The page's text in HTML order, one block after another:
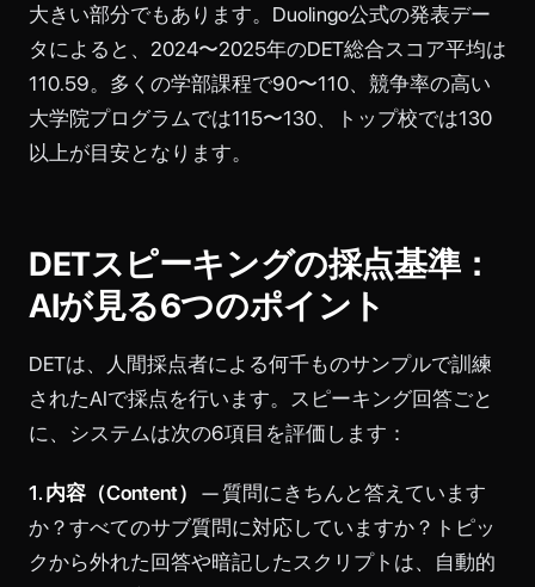
大きい部分でもあります。Duolingo公式の発表デー
タによると、2024〜2025年のDET総合スコア平均は
110.59。多くの学部課程で90〜110、競争率の高い
大学院プログラムでは115〜130、トップ校では130
以上が目安となります。
DETスピーキングの採点基準：
AIが見る6つのポイント
DETは、人間採点者による何千ものサンプルで訓練
されたAIで採点を行います。スピーキング回答ごと
に、システムは次の6項目を評価します：
1. 内容（Content）
— 質問にきちんと答えています
か？すべてのサブ質問に対応していますか？トピッ
クから外れた回答や暗記したスクリプトは、自動的